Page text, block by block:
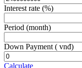
Interest rate (%)
Period (month)
Down Payment ( vnđ)
Calculate